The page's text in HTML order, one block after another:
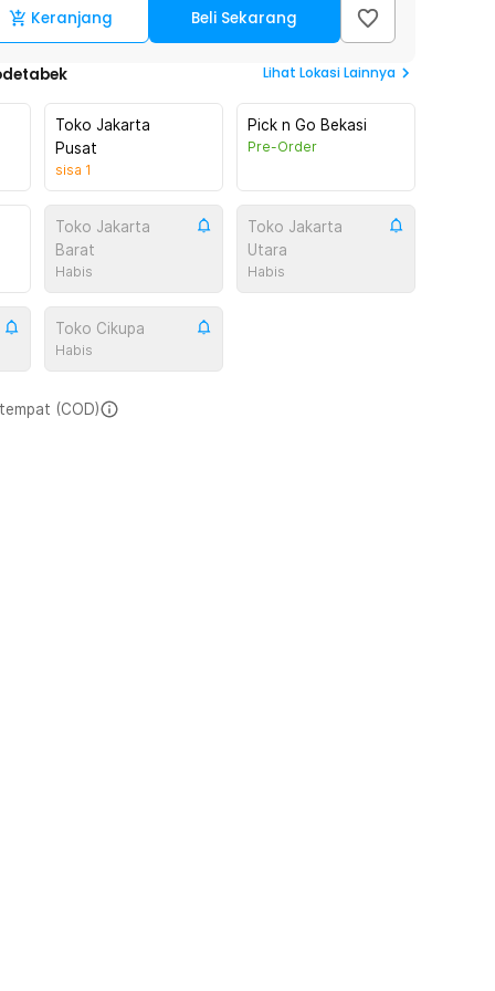
Keranjang Beli Sekarang
Lihat Lokasi Lainnya
Toko Jakarta
Pusat
sisa 1
Pick n Go Bekasi
Pre-Order
Toko Jakarta
Barat
Habis
Toko Jakarta
Utara
Habis
Toko Cikupa
Habis
(COD)